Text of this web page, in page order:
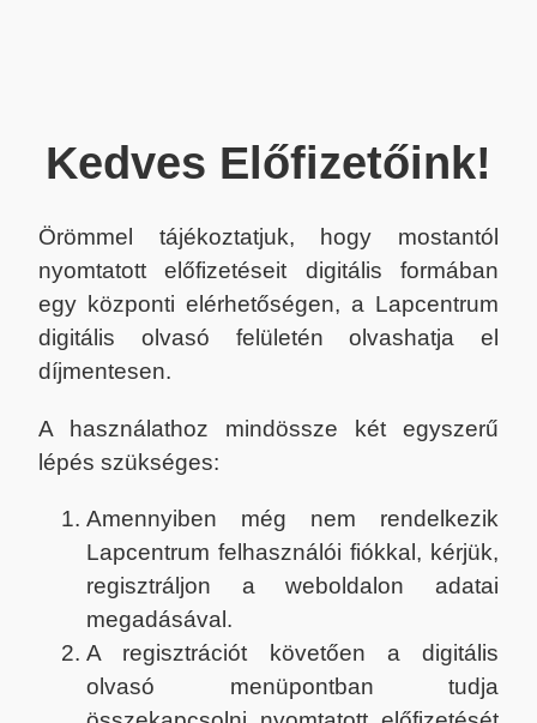
Kedves Előfizetőink!
Örömmel tájékoztatjuk, hogy mostantól
nyomtatott előfizetéseit digitális formában
egy központi elérhetőségen, a Lapcentrum
digitális olvasó felületén olvashatja el
díjmentesen.
A használathoz mindössze két egyszerű
lépés szükséges:
Amennyiben még nem rendelkezik
Lapcentrum felhasználói fiókkal, kérjük,
regisztráljon a weboldalon adatai
megadásával.
A regisztrációt követően a digitális
olvasó menüpontban tudja